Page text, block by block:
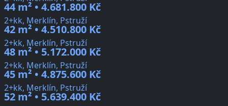
44 m² • 4.681.800 Kč
2+kk, Merklín, Pstruží
42 m² • 4.510.800 Kč
2+kk, Merklín, Pstruží
48 m² • 5.172.000 Kč
2+kk, Merklín, Pstruží
45 m² • 4.875.600 Kč
2+kk, Merklín, Pstruží
52 m² • 5.639.400 Kč